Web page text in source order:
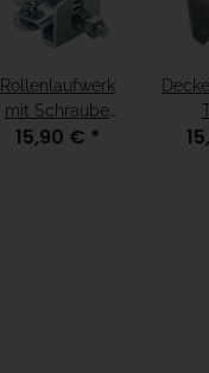
Rollenlaufwerk
mit Schraube
M10 - 4-rädrig
15,90 € *